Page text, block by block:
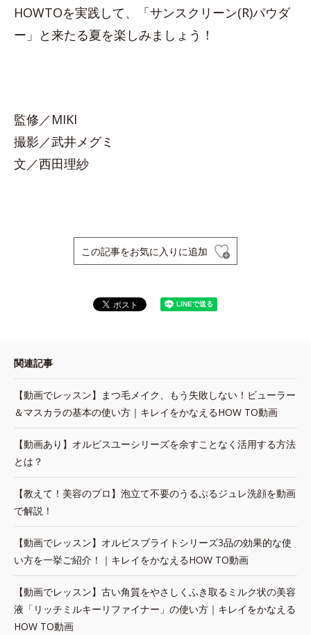
HOWTOを実践して、「サンスクリーン(R)パウダ
ー」と来たる夏を楽しみましょう！
監修／MIKI
撮影／武井メグミ
文／西田理紗
この記事をお気に入りに追加
関連記事
【動画でレッスン】まつ毛メイク、もう失敗しない！ビューラー
＆マスカラの基本の使い方｜キレイをかなえるHOW TO動画
【動画あり】オルビスユーシリーズを余すことなく活用する方法
とは？
【教えて！美容のプロ】泡立て不要のうるぷるジュレ洗顔を動画
で解説！
【動画でレッスン】オルビスブライトシリーズ3品の効果的な使
い方を一挙ご紹介！｜キレイをかなえるHOW TO動画
【動画でレッスン】古い角質をやさしくふき取るミルク状の美容
液「リッチミルキーリファイナー」の使い方｜キレイをかなえる
HOW TO動画